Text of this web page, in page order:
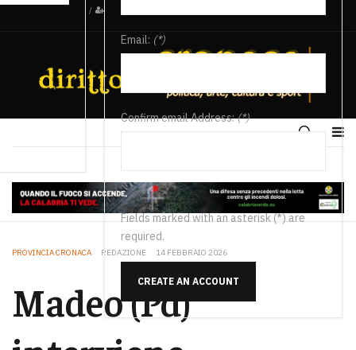
/
Email: (*)
Confirm email Address:(*)
Fields marked with an asterisk (*) are
required.
CREATE AN ACCOUNT
PROVINCIA CRONACA REDAZIONE 14 FEBBRAIO 2026
Madeo (Pd)